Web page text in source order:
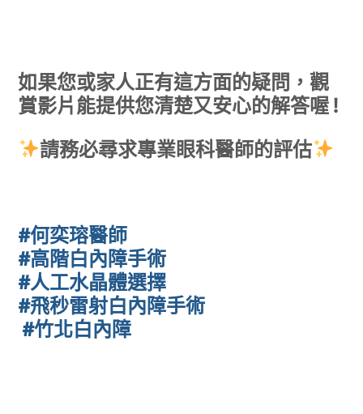
如果您或家人正有這方面的疑問，觀
賞影片能提供您清楚又安心的解答喔 !
請務必尋求專業眼科醫師的評估
#何奕瑢醫師
#高階白內障手術
#人工水晶體選擇
#飛秒雷射白內障手術
#竹北白內障